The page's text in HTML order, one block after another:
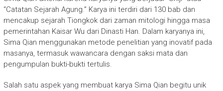
“Catatan Sejarah Agung.” Karya ini terdiri dari 130 bab dan
mencakup sejarah Tiongkok dari zaman mitologi hingga masa
pemerintahan Kaisar Wu dari Dinasti Han. Dalam karyanya ini,
Sima Qian menggunakan metode penelitian yang inovatif pada
masanya, termasuk wawancara dengan saksi mata dan
pengumpulan bukti-bukti tertulis.
Salah satu aspek yang membuat karya Sima Qian begitu unik